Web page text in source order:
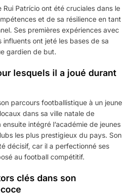
Rui Patrício ont été cruciales dans le
et de sa résilience en tant
Ses premières expériences avec
ont jeté les bases de sa
gardien de but.
lesquels il a joué durant
parcours footballistique à un jeune
dans sa ville natale de
intégré l’académie de jeunes
les plus prestigieux du pays. Son
décisif, car il a perfectionné ses
au football compétitif.
clés dans son